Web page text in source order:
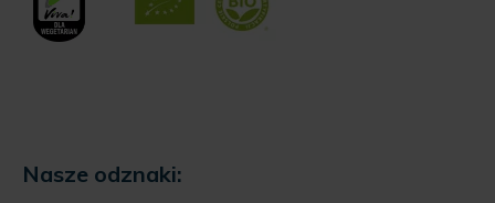
Nasze odznaki: